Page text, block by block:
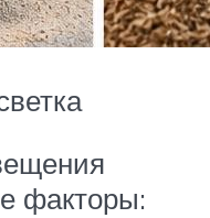
факторы: